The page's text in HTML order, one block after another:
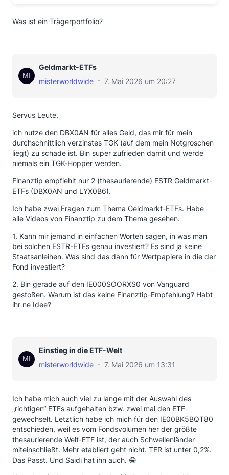
Was ist ein Trägerportfolio?
Geldmarkt-ETFs
misterworldwide
7. Mai 2026 um 20:27
Servus Leute,
ich nutze den DBX0AN für alles Geld, das mir für mein
durchschnittlich verzinstes TGK (auf dem mein Notgroschen
liegt) zu schade ist. Bin super zufrieden damit und werde
niemals ein TGK-Hopper werden.
Finanztip empfiehlt nur 2 (thesaurierende) ESTR Geldmarkt-
ETFs (DBX0AN und LYX0B6).
Ich habe zwei Fragen zum Thema Geldmarkt-ETFs. Habe
alle Videos von Finanztip zu dem Thema gesehen.
1. Kann mir jemand in einfachen Worten sagen, in was man
bei solchen ESTR-ETFs genau investiert? Es sind ja keine
Staatsanleihen. Was sind das dann für Wertpapiere in die der
Fond investiert?
2. Bin gerade auf den IE000SOORXS0 von Vanguard
gestoßen. Warum ist das keine Finanztip-Empfehlung? Habt
ihr ne Idee?
Einstieg in die ETF-Welt
misterworldwide
7. Mai 2026 um 13:31
Ich habe mich auch viel zu lange mit der Auswahl des
„richtigen“ ETFs aufgehalten bzw. zwei mal den ETF
gewechselt. Letztlich habe ich mich für den IE00BK5BQT80
entschieden, weil es vom Fondsvolumen her der größte
thesaurierende Welt-ETF ist, der auch Schwellenländer
miteinschließt. Mehr etabliert geht nicht. TER ist unter 0,2%.
Das Passt. Und Saidi hat ihn auch. 😁